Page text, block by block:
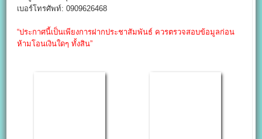
เบอร์โทรศัพท์: 0909626468
“ประกาศนี้เป็นเพียงการฝากประชาสัมพันธ์ ควรตรวจสอบข้อมูลก่อน
ห้ามโอนเงินใดๆ ทั้งสิน”